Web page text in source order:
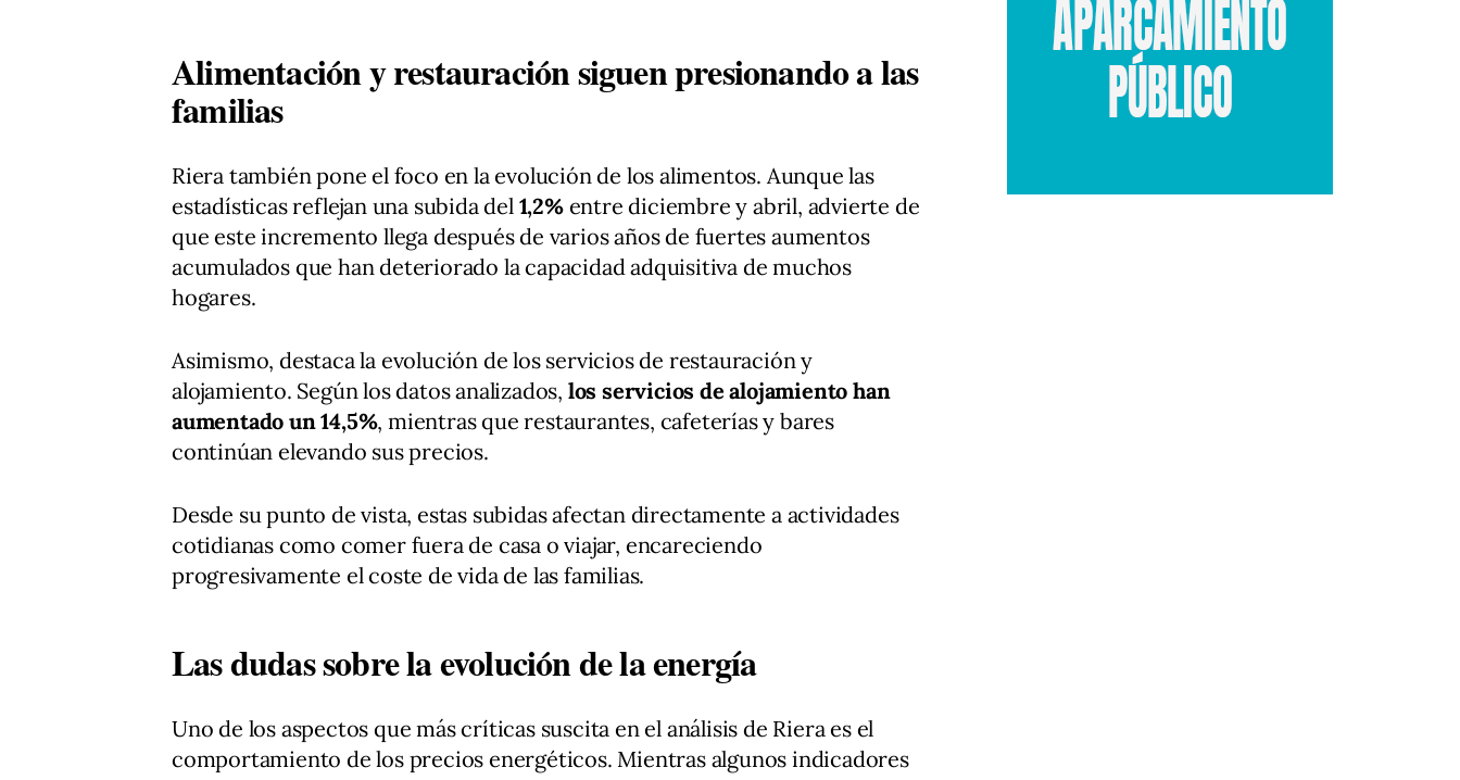
Alimentación y restauración siguen presionando a las
familias
Riera también pone el foco en la evolución de los alimentos. Aunque las
estadísticas reflejan una subida del 1,2%entre diciembre y abril, advierte de
que este incremento llega después de varios años de fuertes aumentos
acumulados que han deteriorado la capacidad adquisitiva de muchos
hogares.
Asimismo, destaca la evolución de los servicios de restauración y
alojamiento. Según los datos analizados, los servicios de alojamiento han
aumentado un 14,5%, mientras que restaurantes, cafeterías y bares
continúan elevando sus precios.
Desde su punto de vista, estas subidas afectan directamente a actividades
cotidianas como comer fuera de casa o viajar, encareciendo
progresivamente el coste de vida de las familias.
Las dudas sobre la evolución de la energía
Uno de los aspectos que más críticas suscita en el análisis de Riera es el
comportamiento de los precios energéticos. Mientras algunos indicadores